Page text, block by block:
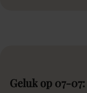
Geluk op 07-07: